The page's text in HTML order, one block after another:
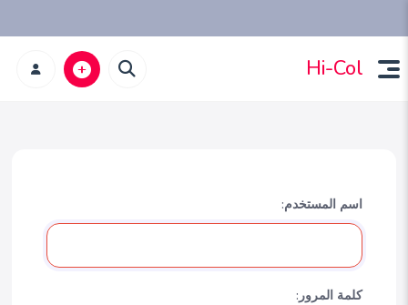
Hi-Col
اسم المستخدم:
كلمة المرور: